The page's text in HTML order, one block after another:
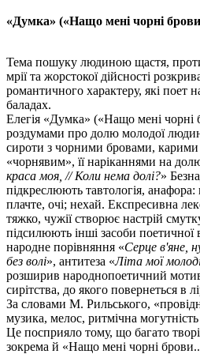
«Думка» («Нащо мені чорні
Тема пошуку людиною щастя,
мрії та жорстокої дійсності
романтичного характеру, які поет
баладах.
Елегія «Думка» («Нащо мені чорні
роздумами про долю молодої
сироти з чорними бровами, карими
«чорнявим», її наріканнями на
краса моя, // Коли нема долі?»
підкреслюють тавтологія,
плачте, очі; нехай. Експресивна
тяжко, чужії створює настрій
підсилюють інші засоби поетичної
народне порівняння «Серце в'яне,
без волі», антитеза «Літа мої
розширив народнопоетичний мотив
сирітства, до якого повернеться в
За словами М. Рильського,
музика, мелос, ритмічна
Це посприяло тому, що багато
зокрема й «Нащо мені чорні